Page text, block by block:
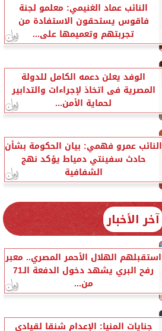
النائب عماد الغنيمي: معلمو لجنة
فاقوس يستحقون الاستفادة من
تجربتهم وتعميمها على...
الوفد يعلن دعمه الكامل للدولة
المصرية فى اتخاذ لإجراءات والتدابير
لحماية الأمن...
النائب عمرو فهمي: بيان الحكومة بشأن
حادث سفينتي دمياط يؤكد نهج
الشفافية
آخر الأخبار
استقبلهم الهلال الأحمر المصري.. معبر
رفح البري يشهد دخول الدفعة الـ71
من...
جنايات المنيا: الإعدام شنقا لقيادي